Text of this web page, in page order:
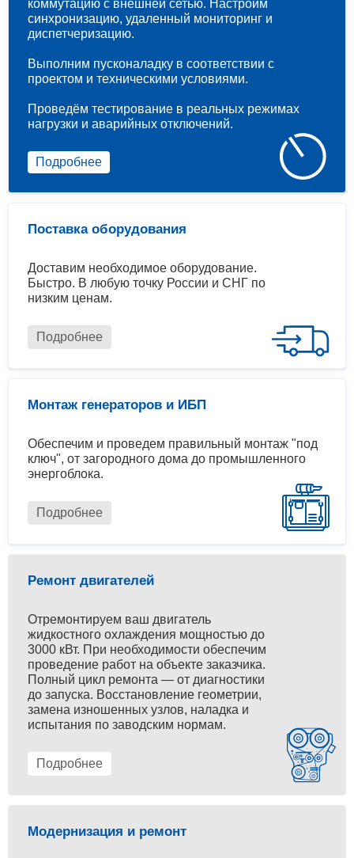
Поставка оборудования
Доставим необходимое оборудование.
Быстро. В любую точку России и СНГ по
низким ценам.
Подробнее
Монтаж генераторов и ИБП
Обеспечим и проведем правильный монтаж "под
ключ", от загородного дома до промышленного
энергоблока.
Подробнее
коммутацию с внешней сетью. Настроим
синхронизацию, удаленный мониторинг и
диспетчеризацию.
Выполним пусконаладку в соответствии с
проектом и техническими условиями.
Проведём тестирование в реальных режимах
нагрузки и аварийных отключений.
Подробнее
Ремонт двигателей
Отремонтируем ваш двигатель
жидкостного охлаждения мощностью до
3000 кВт. При необходимости обеспечим
проведение работ на объекте заказчика.
Полный цикл ремонта — от диагностики
до запуска. Восстановление геометрии,
замена изношенных узлов, наладка и
испытания по заводским нормам.
Подробнее
Модернизация и ремонт